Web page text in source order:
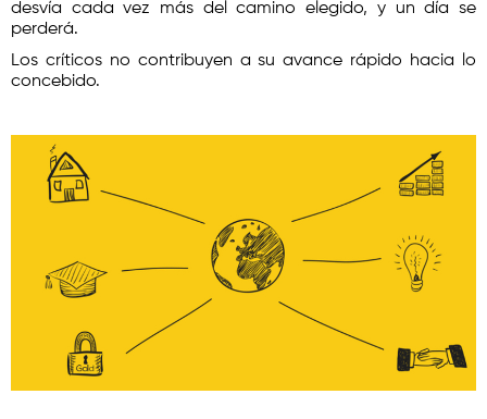
desvía cada vez más del camino elegido, y un día se
perderá.
Los críticos no contribuyen a su avance rápido hacia lo
concebido.